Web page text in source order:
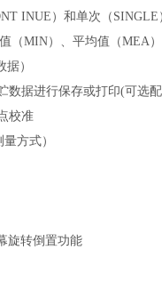
INUE）和单次（
（MIN）、平均值（MEA）
）
数据进行保存或打印(可选
校准
方式）
旋转倒置功能